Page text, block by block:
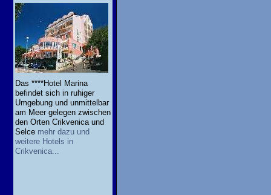
Das ****Hotel Marina
befindet sich in ruhiger
Umgebung und unmittelbar
am Meer gelegen zwischen
den Orten Crikvenica und
Selce mehr dazu und
weitere Hotels in
Crikvenica...